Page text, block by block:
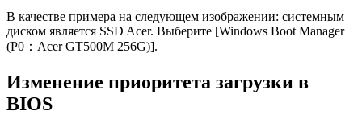
В качестве примера на следующем изображении: системным
диском является SSD Acer. Выберите [Windows Boot Manager
(P0：Acer GT500M 256G)].
Изменение приоритета загрузки в
BIOS